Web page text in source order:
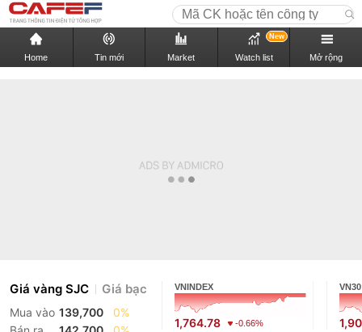
Home Tin mới Market Watch list
New
Mở rộng
Giá vàng SJC Giá bạc
Mua vào 139,700
0%
VNINDEX
1,764.78 -0.66%
VN30